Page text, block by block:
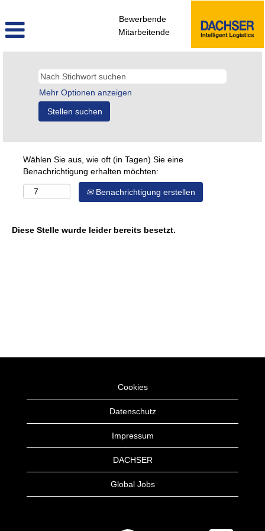
Bewerbende
Mitarbeitende
Mehr Optionen anzeigen
Wählen Sie aus, wie oft (in Tagen) Sie eine
Benachrichtigung erhalten möchten:
Benachrichtigung erstellen
Diese Stelle wurde leider bereits besetzt.
Cookies
Datenschutz
Impressum
DACHSER
Global Jobs